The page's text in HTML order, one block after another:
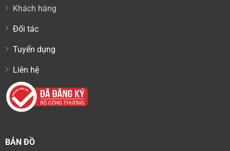
Khách hàng
Đối tác
Tuyển dụng
Liên hệ
BẢN ĐỒ